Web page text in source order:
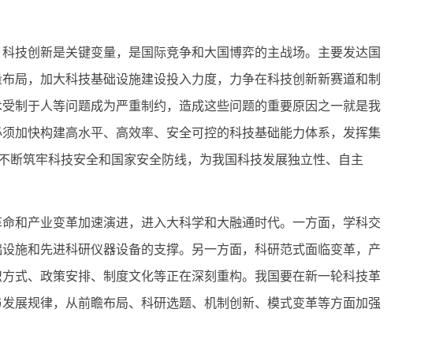
创新是关键变量，是国际竞争和大国博弈的主战场。主要发达国
局，加大科技基础设施建设投入力度，力争在科技创新新赛道和制
制于人等问题成为严重制约，造成这些问题的重要原因之一就是我
加快构建高水平、高效率、安全可控的科技基础能力体系，发挥集
断筑牢科技安全和国家安全防线，为我国科技发展独立性、自主
产业变革加速演进，进入大科学和大融通时代。一方面，学科交
施和先进科研仪器设备的支撑。另一方面，科研范式面临变革，产
式、政策安排、制度文化等正在深刻重构。我国要在新一轮科技革
展规律，从前瞻布局、科研选题、机制创新、模式变革等方面加强